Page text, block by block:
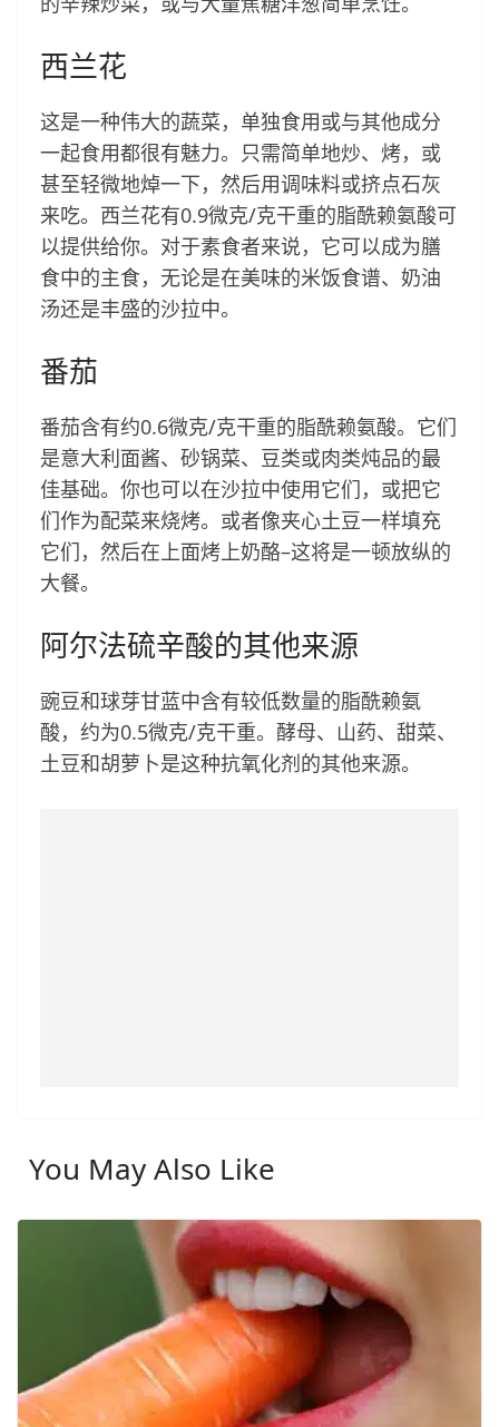
西兰花
这是一种伟大的蔬菜，单独食用或与其他成分
一起食用都很有魅力。只需简单地炒、烤，或
甚至轻微地焯一下，然后用调味料或挤点石灰
来吃。西兰花有0.9微克/克干重的脂酰赖氨酸可
以提供给你。对于素食者来说，它可以成为膳
食中的主食，无论是在美味的米饭食谱、奶油
汤还是丰盛的沙拉中。
番茄
番茄含有约0.6微克/克干重的脂酰赖氨酸。它们
是意大利面酱、砂锅菜、豆类或肉类炖品的最
佳基础。你也可以在沙拉中使用它们，或把它
们作为配菜来烧烤。或者像夹心土豆一样填充
它们，然后在上面烤上奶酪–这将是一顿放纵的
大餐。
阿尔法硫辛酸的其他来源
豌豆和球芽甘蓝中含有较低数量的脂酰赖氨
酸，约为0.5微克/克干重。酵母、山药、甜菜、
土豆和胡萝卜是这种抗氧化剂的其他来源。
You May Also Like